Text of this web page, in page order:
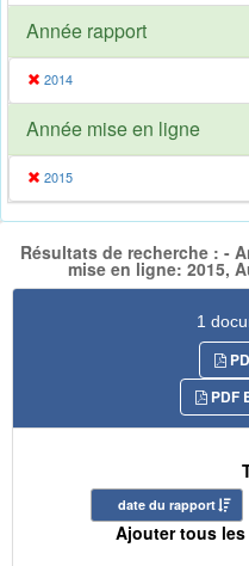
Année rapport
2014
Année mise en ligne
2015
Résultats de recherche : -
mise en ligne: 2015,
1
PDF
date du rapport
Ajouter tous